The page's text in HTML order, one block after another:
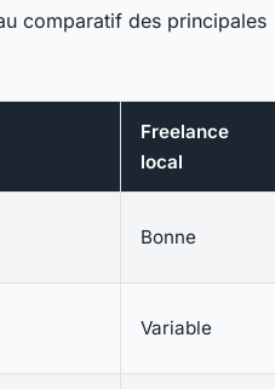
comparatif des principales
Freelance
local
Bonne
Variable